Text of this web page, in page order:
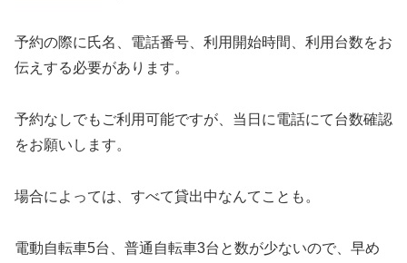
予約の際に氏名、電話番号、利用開始時間、利用台数をお
伝えする必要があります。
予約なしでもご利用可能ですが、当日に電話にて台数確認
をお願いします。
場合によっては、すべて貸出中なんてことも。
電動自転車5台、普通自転車3台と数が少ないので、早め